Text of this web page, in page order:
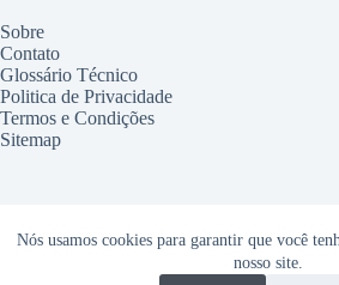
Nós usamos cookies para garantir que você
nosso site.
Sobre
Contato
Glossário Técnico
Politica de Privacidade
Termos e Condições
Sitemap